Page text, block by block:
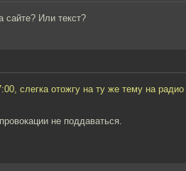
сайте? Или текст?
слегка отожгу на ту же тему на
не поддаваться.